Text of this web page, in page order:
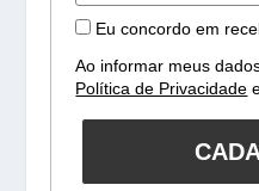
Eu concordo em
Ao informar meus
Política de Privacidade